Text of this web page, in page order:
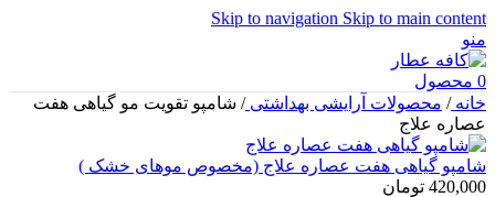
Skip to navigation Skip to main content
منو
0 محصول
خانه/ محصولات آرایشی بهداشتی/ شامپو تقویت مو گیاهی هفت
عصاره علاج
شامپو گیاهی هفت عصاره علاج (مخصوص موهای خشک )
420,000 تومان